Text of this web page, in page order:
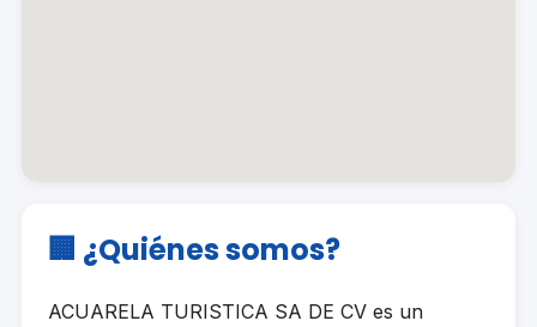
🏢 ¿Quiénes somos?
ACUARELA TURISTICA SA DE CV es un